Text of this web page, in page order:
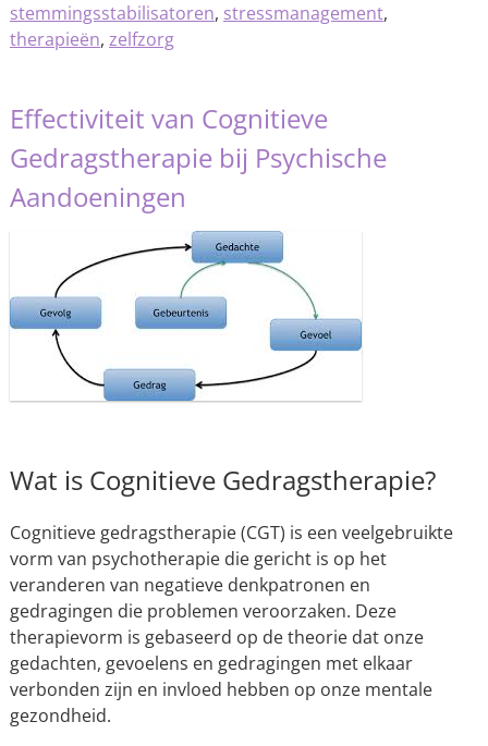
stemmingsstabilisatoren, stressmanagement,
therapieën, zelfzorg
Effectiviteit van Cognitieve
Gedragstherapie bij Psychische
Aandoeningen
Wat is Cognitieve Gedragstherapie?
Cognitieve gedragstherapie (CGT) is een veelgebruikte
vorm van psychotherapie die gericht is op het
veranderen van negatieve denkpatronen en
gedragingen die problemen veroorzaken. Deze
therapievorm is gebaseerd op de theorie dat onze
gedachten, gevoelens en gedragingen met elkaar
verbonden zijn en invloed hebben op onze mentale
gezondheid.